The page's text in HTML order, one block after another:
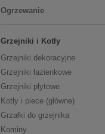
Ogrzewanie
Grzejniki i Kotły
Grzejniki dekoracyjne
Grzejniki łazienkowe
Grzejniki płytowe
Kotły i piece (główne)
Grzałki do grzejnika
Kominy